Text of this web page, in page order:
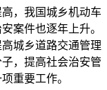
，我国城乡机动车
案件也逐年上升。
城乡道路交通管理
，提高社会治安管
重要工作。